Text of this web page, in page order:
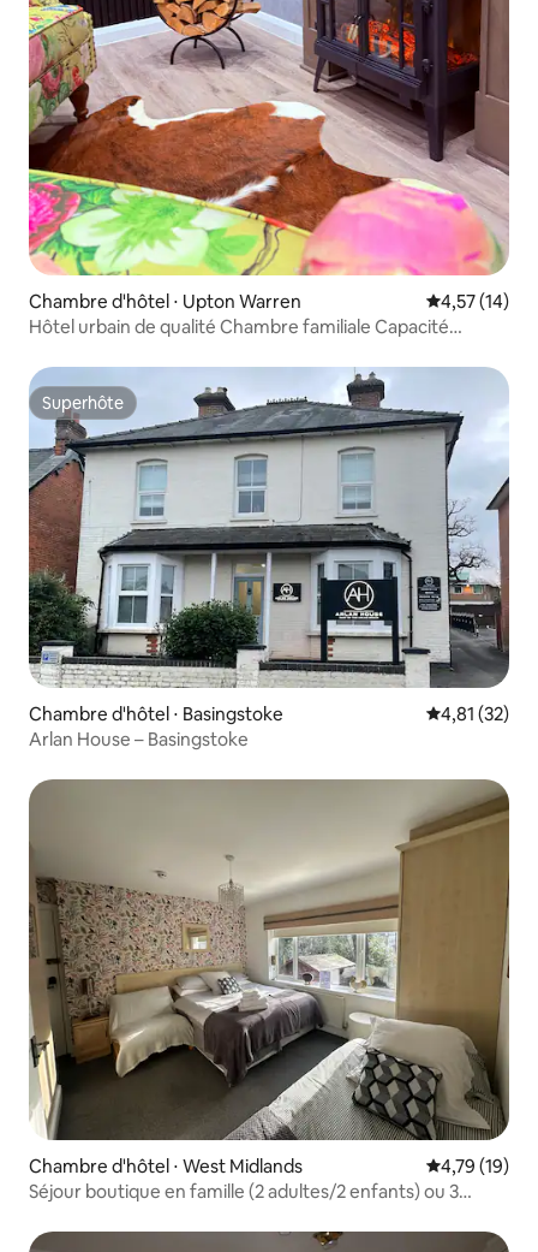
Chambre d'hôtel ⋅ Upton Warren Évaluation
4,57 (14)
Hôtel urbain de qualité Chambre familiale Capacité
Superhôte
Superhôte
Chambre d'hôtel ⋅ Basingstoke Évaluation
4,81 (32)
Arlan House – Basingstoke
Chambre d'hôtel ⋅ West Midlands Évaluation
4,79 (19)
Séjour boutique en famille (2 adultes/2 enfants) ou 3